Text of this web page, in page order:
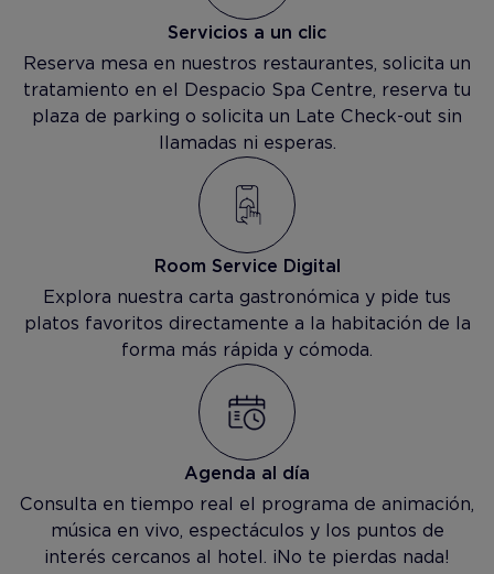
Servicios a un clic
Reserva mesa en nuestros restaurantes, solicita un
tratamiento en el Despacio Spa Centre, reserva tu
plaza de parking o solicita un Late Check-out sin
llamadas ni esperas.
Room Service Digital
Explora nuestra carta gastronómica y pide tus
platos favoritos directamente a la habitación de la
forma más rápida y cómoda.
Agenda al día
Consulta en tiempo real el programa de animación,
música en vivo, espectáculos y los puntos de
interés cercanos al hotel. ¡No te pierdas nada!